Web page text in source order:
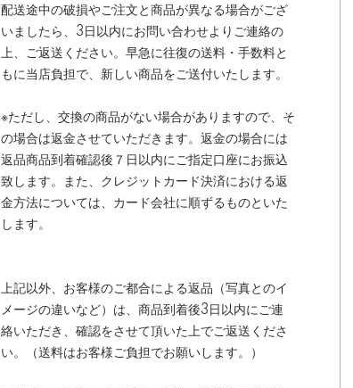
配送途中の破損やご注文と商品が異なる場合がござ
いましたら、3日以内にお問い合わせよりご連絡の
上、ご返送ください。早急に往復の送料・手数料と
もに当店負担で、新しい商品をご送付いたします。
※ただし、交換の商品がない場合がありますので、そ
の場合は返金させていただきます。返金の場合には
返品商品到着確認後７日以内にご指定口座にお振込
致します。また、クレジットカード決済における返
金方法については、カード会社に順ずるものといた
します。
上記以外、お客様のご都合による返品（写真とのイ
メージの違いなど）は、商品到着後3日以内にご連
絡いただき、確認をさせて頂いた上でご返送くださ
い。（送料はお客様ご負担でお願いします。）